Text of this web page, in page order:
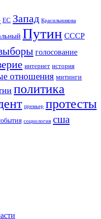
ЕС Запад Красильникова
Путин СССР
голосование
интернет история
отношения митинги
политика
премьер протесты
социология сша